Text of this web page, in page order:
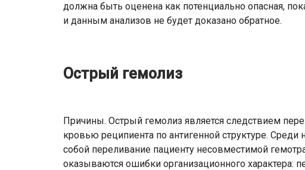
должна быть оценена как потенциально опасная,
и данным анализов не будет доказано обратное.
Острый гемолиз
Причины. Острый гемолиз является следствием
кровью реципиента по антигенной структуре.
собой переливание пациенту несовместимой
оказываются ошибки организационного характера: